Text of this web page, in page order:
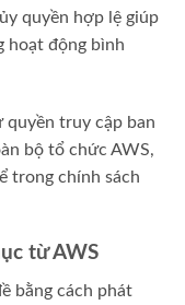
quyền hợp lệ giúp
hoạt động bình
quyền truy cập ban
bộ tổ chức AWS,
trong chính sách
từ AWS
bằng cách phát